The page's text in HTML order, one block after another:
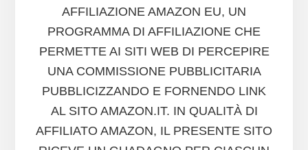
AFFILIAZIONE AMAZON EU, UN
PROGRAMMA DI AFFILIAZIONE CHE
PERMETTE AI SITI WEB DI PERCEPIRE
UNA COMMISSIONE PUBBLICITARIA
PUBBLICIZZANDO E FORNENDO LINK
AL SITO AMAZON.IT. IN QUALITÀ DI
AFFILIATO AMAZON, IL PRESENTE SITO